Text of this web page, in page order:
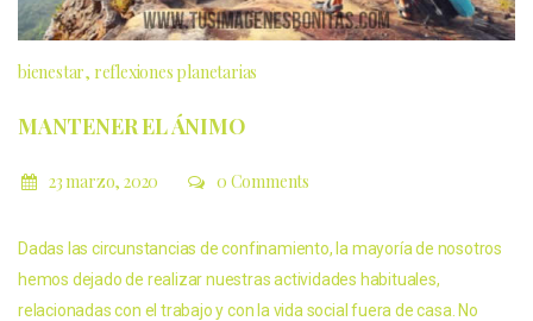
bienestar reflexiones planetarias
MANTENER EL ÁNIMO
23 marzo, 2020 0 Comments
Dadas las circunstancias de confinamiento, la mayoría de nosotros
hemos dejado de realizar nuestras actividades habituales,
relacionadas con el trabajo y con la vida social fuera de casa. No